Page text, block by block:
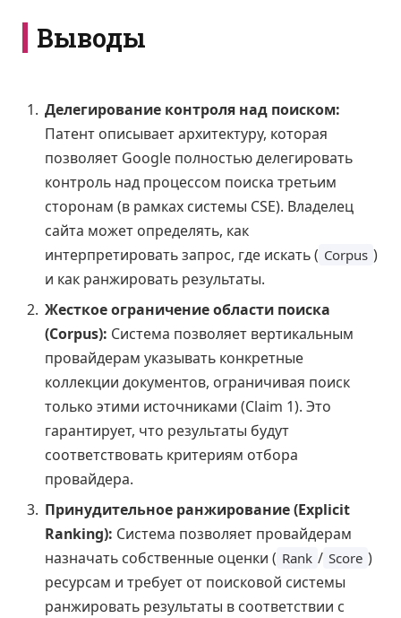
Выводы
Делегирование контроля над поиском:
Патент описывает архитектуру, которая
позволяет Google полностью делегировать
контроль над процессом поиска третьим
сторонам (в рамках системы CSE). Владелец
сайта может определять, как
интерпретировать запрос, где искать ( Corpus )
и как ранжировать результаты.
Жесткое ограничение области поиска
(Corpus): Система позволяет вертикальным
провайдерам указывать конкретные
коллекции документов, ограничивая поиск
только этими источниками (Claim 1). Это
гарантирует, что результаты будут
соответствовать критериям отбора
провайдера.
Принудительное ранжирование (Explicit
Ranking): Система позволяет провайдерам
назначать собственные оценки ( Rank / Score )
ресурсам и требует от поисковой системы
ранжировать результаты в соответствии с